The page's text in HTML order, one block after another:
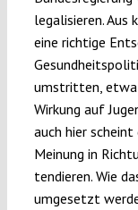
legalisieren. Aus
eine richtige
umstritten, etwa
Wirkung auf
auch hier scheint
Meinung in
tendieren. Wie
umgesetzt